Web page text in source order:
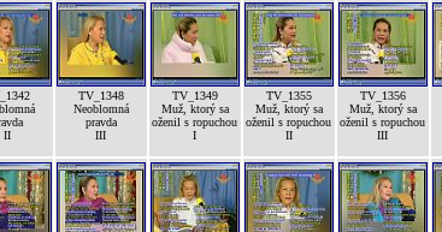
II
TV_1348
Neoblomná
pravda
III
TV_1349
Muž, ktorý sa
oženil s ropuchou
I
TV_1355
Muž, ktorý sa
oženil s ropuchou
II
TV_1356
Muž, ktorý sa
oženil s ropuchou
III